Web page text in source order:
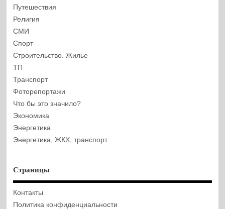
Путешествия
Религия
СМИ
Спорт
Строительство. Жилье
ТП
Транспорт
Фоторепортажи
Что бы это значило?
Экономика
Энергетика
Энергетика, ЖКХ, транспорт
Страницы
Контакты
Политика конфиденциальности